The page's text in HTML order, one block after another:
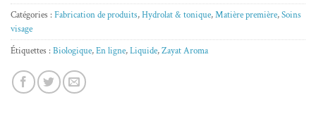
Catégories : Fabrication de produits,Hydrolat & tonique,Matière première,Soins
visage
Étiquettes : Biologique,En ligne,Liquide,Zayat Aroma